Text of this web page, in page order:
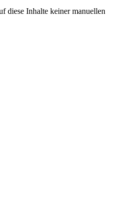
diese Inhalte keiner manuellen